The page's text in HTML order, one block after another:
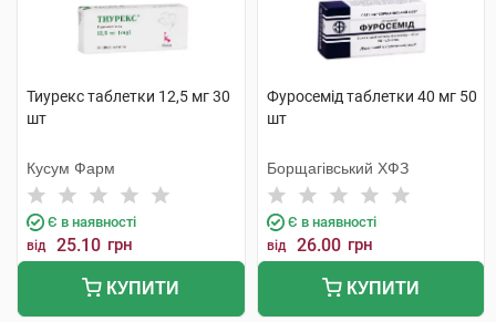
Тиурекс таблетки 12,5 мг 30
шт
Кусум Фарм
Є в наявності
від 25.10 грн
КУПИТИ
Фуросемід таблетки 40 мг 50
шт
Борщагівський ХФЗ
Є в наявності
від 26.00 грн
КУПИТИ